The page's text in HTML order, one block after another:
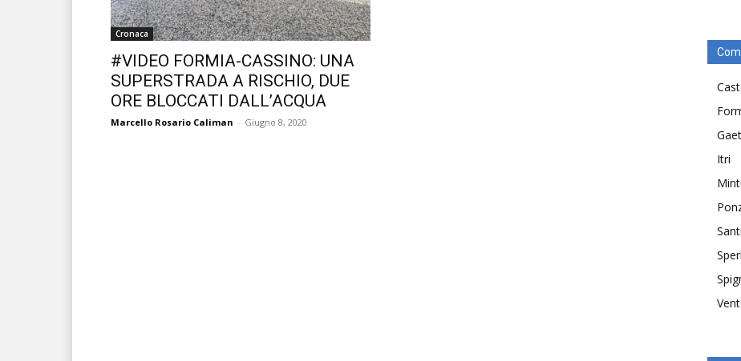
Cronaca
#VIDEO FORMIA-CASSINO: UNA
SUPERSTRADA A RISCHIO, DUE
ORE BLOCCATI DALL’ACQUA
Marcello Rosario Caliman - Giugno 8, 2020
Itri